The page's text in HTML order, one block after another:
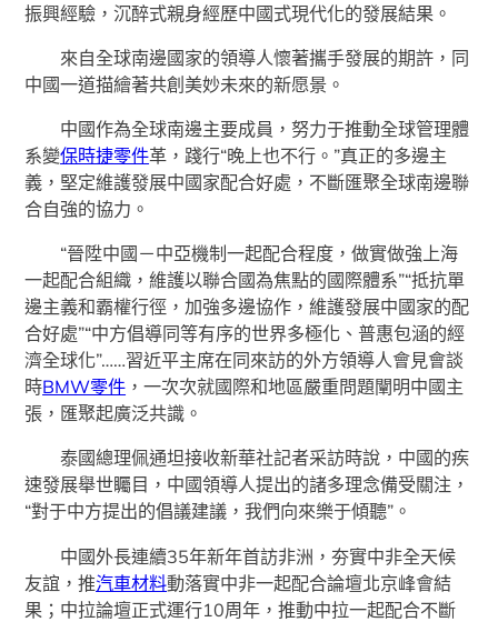
振興經驗，沉醉式親身經歷中國式現代化的發展結果。
來自全球南邊國家的領導人懷著攜手發展的期許，同
中國一道描繪著共創美妙未來的新愿景。
中國作為全球南邊主要成員，努力于推動全球管理體
系變保時捷零件革，踐行“晚上也不行。”真正的多邊主
義，堅定維護發展中國家配合好處，不斷匯聚全球南邊聯
合自強的協力。
“晉陞中國－中亞機制一起配合程度，做實做強上海
一起配合組織，維護以聯合國為焦點的國際體系”“抵抗單
邊主義和霸權行徑，加強多邊協作，維護發展中國家的配
合好處”“中方倡導同等有序的世界多極化、普惠包涵的經
濟全球化”……習近平主席在同來訪的外方領導人會見會談
時BMW零件 ，一次次就國際和地區嚴重問題闡明中國主
張，匯聚起廣泛共識。
泰國總理佩通坦接收新華社記者采訪時說，中國的疾
速發展舉世矚目，中國領導人提出的諸多理念備受關注，
“對于中方提出的倡議建議，我們向來樂于傾聽”。
中國外長連續35年新年首訪非洲，夯實中非全天候
友誼，推汽車材料動落實中非一起配合論壇北京峰會結
果；中拉論壇正式運行10周年，推動中拉一起配合不斷